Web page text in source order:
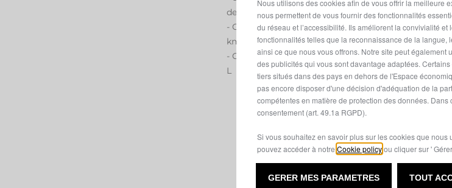
de carburant : 0,5 kg/h
- Consommation de carburant : 4,5 l/100
km
- Capacité du réservoir de carburant : 44
L
-e-
faciles
Les
rendent
et
Nous utilisons des cookies afin de vous offrir la meilleure
nous permettent de vous fournir des fonctionnalités
du réseau et l’accessibilité. Ils améliorent la convivialité
fonctionnalités telles que la reconnaissance de la langue,
ainsi ce que nous vous offrons. Notre site peut également
des publicités qui vous sont davantage adaptées.
tiers situés dans des pays en dehors de l'Espace
pas encore disposer d'une décision d'adéquation de la
compétentes en matière de protection des données. Dans
consentement (art. 49.1a RGPD).
Si vous souhaitez en savoir plus sur les cookies que nous
pouvez accéder à notre Cookie policyou cliquer sur '
GERER MES PARAMETRES TOUT